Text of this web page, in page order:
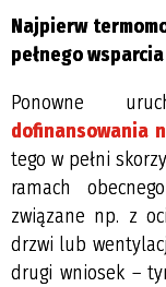
Najpierw
pełnego wsparcia
Ponowne
dofinansowania
tego w pełni
ramach
związane np. z
drzwi lub
drugi wniosek –